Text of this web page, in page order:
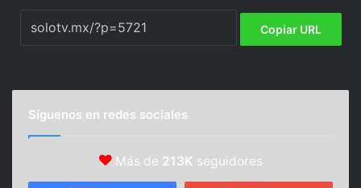
Copiar URL
Síguenos en redes sociales
Más de 213K seguidores